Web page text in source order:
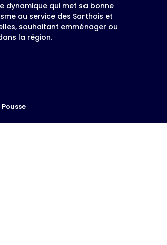
dynamique qui met sa bonne
au service des Sarthois et
souhaitant emménager ou
la région.